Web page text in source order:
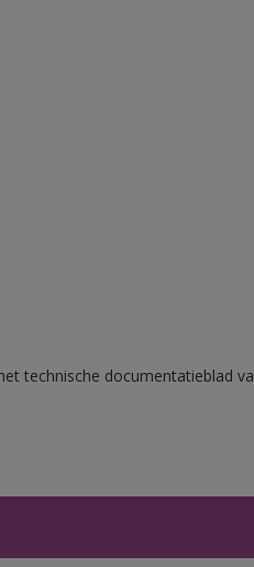
technische documentatieblad